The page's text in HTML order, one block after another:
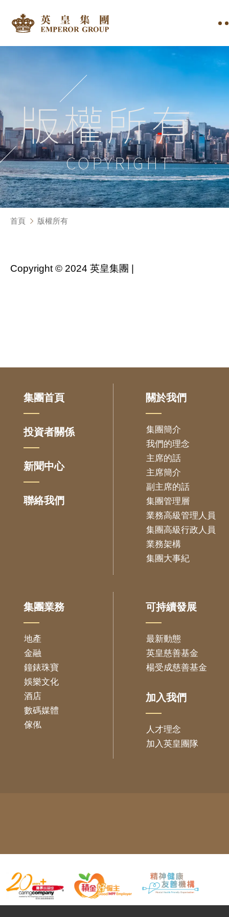
版權所有
COPYRIGHT
首頁 版權所有
Copyright © 2024 英皇集團 |
集團首頁
投資者關係
新聞中心
聯絡我們
關於我們
集團簡介
我們的理念
主席的話
主席簡介
副主席的話
集團管理層
業務高級管理人員
集團高級行政人員
業務架構
集團大事紀
集團業務
地產
金融
鐘錶珠寶
娛樂文化
酒店
數碼媒體
傢俬
可持續發展
最新動態
英皇慈善基金
楊受成慈善基金
加入我們
人才理念
加入英皇團隊